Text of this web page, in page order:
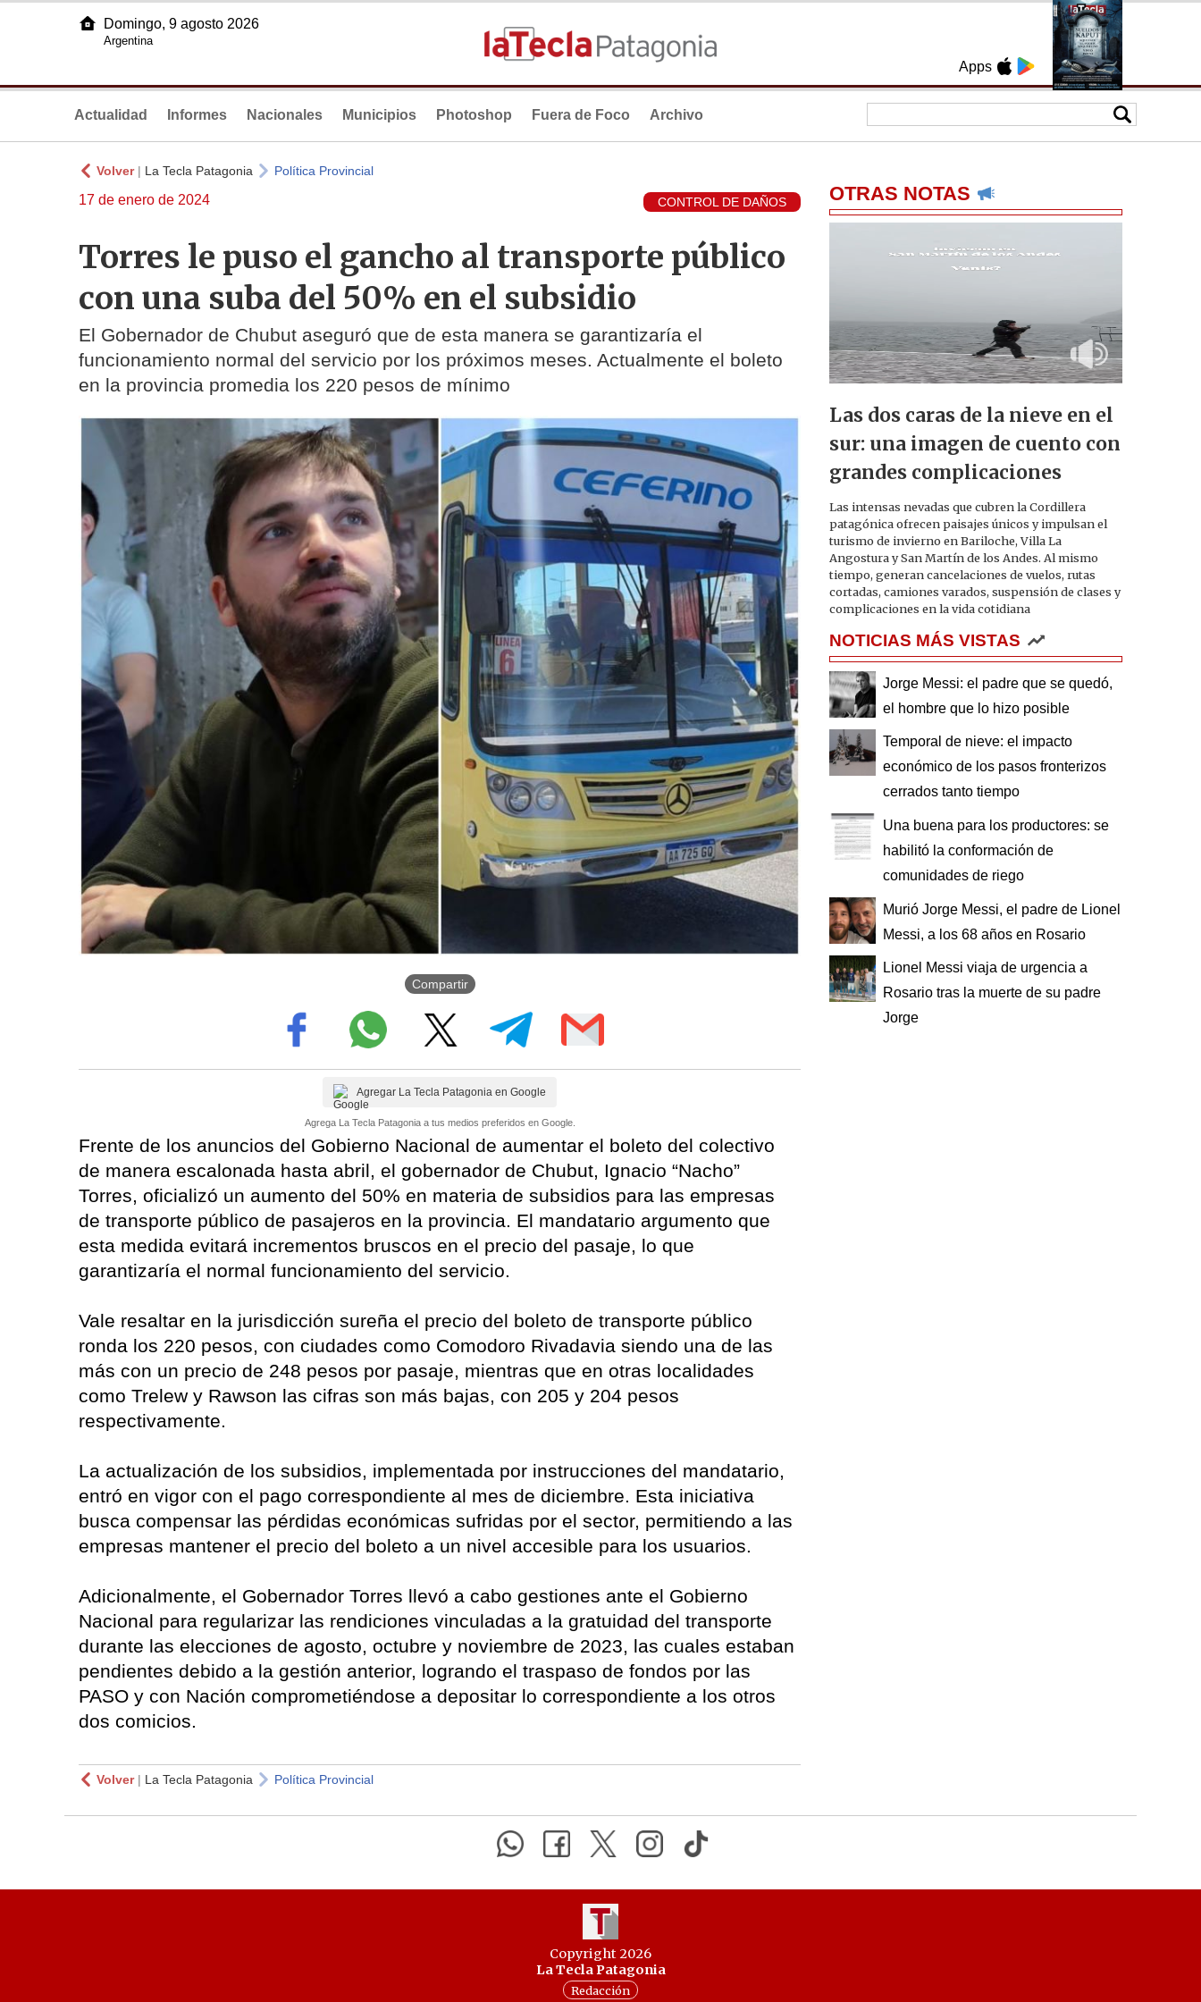
Apps
Domingo, 9 agosto 2026
Argentina
Actualidad Informes Nacionales Municipios Photoshop Fuera de Foco Archivo
Volver| La Tecla Patagonia Política Provincial
17 de enero de 2024 CONTROL DE DAÑOS
Torres le puso el gancho al transporte público
con una suba del 50% en el subsidio
El Gobernador de Chubut aseguró que de esta manera se garantizaría el
funcionamiento normal del servicio por los próximos meses. Actualmente el boleto
en la provincia promedia los 220 pesos de mínimo
Compartir
Agregar La Tecla Patagonia en Google
Agrega La Tecla Patagonia a tus medios preferidos en Google.
Frente de los anuncios del Gobierno Nacional de aumentar el boleto del colectivo
de manera escalonada hasta abril, el gobernador de Chubut, Ignacio “Nacho”
Torres, oficializó un aumento del 50% en materia de subsidios para las empresas
de transporte público de pasajeros en la provincia. El mandatario argumento que
esta medida evitará incrementos bruscos en el precio del pasaje, lo que
garantizaría el normal funcionamiento del servicio.
Vale resaltar en la jurisdicción sureña el precio del boleto de transporte público
ronda los 220 pesos, con ciudades como Comodoro Rivadavia siendo una de las
más con un precio de 248 pesos por pasaje, mientras que en otras localidades
como Trelew y Rawson las cifras son más bajas, con 205 y 204 pesos
respectivamente.
La actualización de los subsidios, implementada por instrucciones del mandatario,
entró en vigor con el pago correspondiente al mes de diciembre. Esta iniciativa
busca compensar las pérdidas económicas sufridas por el sector, permitiendo a las
empresas mantener el precio del boleto a un nivel accesible para los usuarios.
Adicionalmente, el Gobernador Torres llevó a cabo gestiones ante el Gobierno
Nacional para regularizar las rendiciones vinculadas a la gratuidad del transporte
durante las elecciones de agosto, octubre y noviembre de 2023, las cuales estaban
pendientes debido a la gestión anterior, logrando el traspaso de fondos por las
PASO y con Nación comprometiéndose a depositar lo correspondiente a los otros
dos comicios.
Volver| La Tecla Patagonia Política Provincial
OTRAS NOTAS
Las dos caras de la nieve en el
sur: una imagen de cuento con
grandes complicaciones
Las intensas nevadas que cubren la Cordillera
patagónica ofrecen paisajes únicos y impulsan el
turismo de invierno en Bariloche, Villa La
Angostura y San Martín de los Andes. Al mismo
tiempo, generan cancelaciones de vuelos, rutas
cortadas, camiones varados, suspensión de clases y
complicaciones en la vida cotidiana
NOTICIAS MÁS VISTAS
Jorge Messi: el padre que se quedó,
el hombre que lo hizo posible
Temporal de nieve: el impacto
económico de los pasos fronterizos
cerrados tanto tiempo
Una buena para los productores: se
habilitó la conformación de
comunidades de riego
Murió Jorge Messi, el padre de Lionel
Messi, a los 68 años en Rosario
Lionel Messi viaja de urgencia a
Rosario tras la muerte de su padre
Jorge
Copyright 2026
La Tecla Patagonia
Redacción